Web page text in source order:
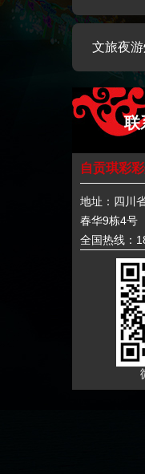
文旅夜
联
自贡琪彩
地址：四川
春华9栋4号
全国热线：